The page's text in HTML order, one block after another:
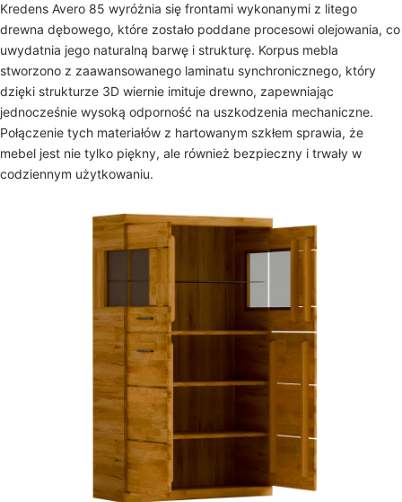
Kredens Avero 85 wyróżnia się frontami wykonanymi z litego
drewna dębowego, które zostało poddane procesowi olejowania, co
uwydatnia jego naturalną barwę i strukturę. Korpus mebla
stworzono z zaawansowanego laminatu synchronicznego, który
dzięki strukturze 3D wiernie imituje drewno, zapewniając
jednocześnie wysoką odporność na uszkodzenia mechaniczne.
Połączenie tych materiałów z hartowanym szkłem sprawia, że
mebel jest nie tylko piękny, ale również bezpieczny i trwały w
codziennym użytkowaniu.